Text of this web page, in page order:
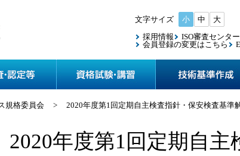
小 中 大
採用情報
ISO審査センター
会員登録の変更はこちら
協会案内 検査・認定等
規格委員会 > 2020年度第1回定期自主検査指針・保安検査基準
2020年度第1回定期自